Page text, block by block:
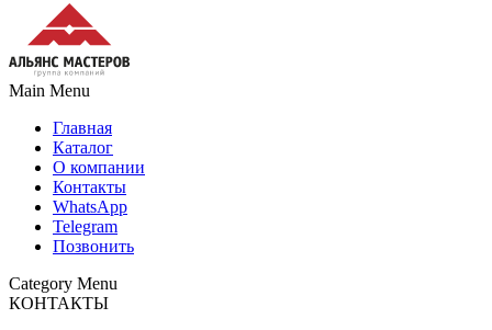
Main Menu
Главная
Каталог
О компании
Контакты
WhatsApp
Telegram
Позвонить
Category Menu
КОНТАКТЫ